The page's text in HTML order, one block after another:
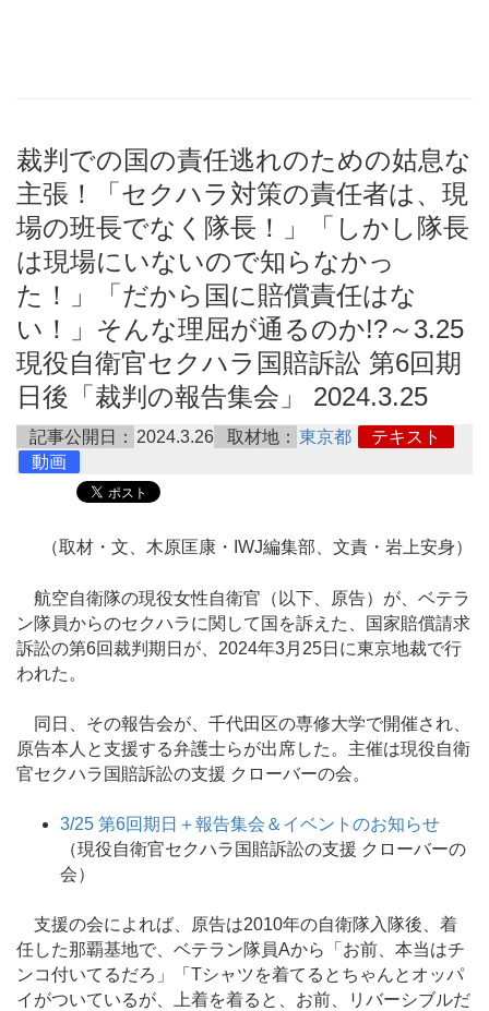
裁判での国の責任逃れのための姑息な
主張！「セクハラ対策の責任者は、現
場の班長でなく隊長！」「しかし隊長
は現場にいないので知らなかっ
た！」「だから国に賠償責任はな
い！」そんな理屈が通るのか!?～3.25
現役自衛官セクハラ国賠訴訟 第6回期
日後「裁判の報告集会」 2024.3.25
記事公開日： 2024.3.26 取材地： 東京都
テキスト
動画
（取材・文、木原匡康・IWJ編集部、文責・岩上安身）
航空自衛隊の現役女性自衛官（以下、原告）が、ベテラ
ン隊員からのセクハラに関して国を訴えた、国家賠償請求
訴訟の第6回裁判期日が、2024年3月25日に東京地裁で行
われた。
同日、その報告会が、千代田区の専修大学で開催され、
原告本人と支援する弁護士らが出席した。主催は現役自衛
官セクハラ国賠訴訟の支援 クローバーの会。
3/25 第6回期日＋報告集会＆イベントのお知らせ
（現役自衛官セクハラ国賠訴訟の支援 クローバーの
会）
支援の会によれば、原告は2010年の自衛隊入隊後、着
任した那覇基地で、ベテラン隊員Aから「お前、本当はチ
ンコ付いてるだろ」「Tシャツを着てるとちゃんとオッパ
イがついているが、上着を着ると、お前、リバーシブルだ